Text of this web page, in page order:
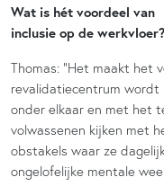
Wat is hét voordeel van
inclusie op de werkvloer?
Thomas: “Het maakt het
revalidatiecentrum wordt
onder elkaar en met het
volwassenen kijken met
obstakels waar ze
ongelofelijke mentale